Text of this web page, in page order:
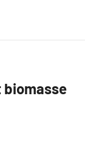
biomasse